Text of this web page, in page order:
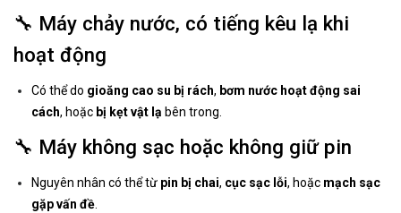
🔧 Máy chảy nước, có tiếng kêu lạ khi
hoạt động
Có thể do gioăng cao su bị rách, bơm nước hoạt động sai
cách, hoặc bị kẹt vật lạ bên trong.
🔧 Máy không sạc hoặc không giữ pin
Nguyên nhân có thể từ pin bị chai, cục sạc lỗi, hoặc mạch sạc
gặp vấn đề.